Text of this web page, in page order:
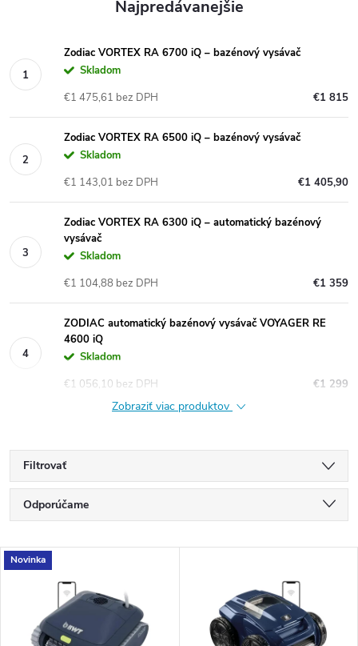
Najpredávanejšie
Zodiac VORTEX RA 6700 iQ – bazénový vysávač
Skladom
€1 815
€1 475,61 bez DPH
Zodiac VORTEX RA 6500 iQ – bazénový vysávač
Skladom
€1 405,90
€1 143,01 bez DPH
Zodiac VORTEX RA 6300 iQ – automatický bazénový
vysávač
Skladom
€1 359
€1 104,88 bez DPH
ZODIAC automatický bazénový vysávač VOYAGER RE
4600 iQ
Skladom
€1 299
€1 056,10 bez DPH
Zobraziť viac produktov
Filtrovať
a
e
n
Odporúčame
Najdrahšie
Najpredávanejšie
Abecedne
V
ý
Novinka